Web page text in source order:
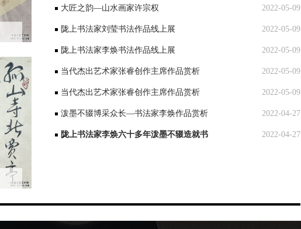
2022-05-09
大匠之韵—山水画家许宗权
2022-05-09
陇上书法家刘莹书法作品线上展
2022-05-09
陇上书法家李焕书法作品线上展
2022-05-09
当代杰出艺术家张睿创作主席作品赏析
2022-05-09
当代杰出艺术家张睿创作主席作品赏析
2022-04-27
泼墨不辍博采众长—书法家李焕作品赏析
2022-04-27
陇上书法家李焕六十多年泼墨不辍造就书